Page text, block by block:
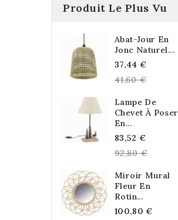
Produit Le Plus Vu
Abat-Jour En
Jonc Naturel...
37,44 €
price
41,60 €
Lampe De
Chevet À Poser
En...
83,52 €
price
92,80 €
Miroir Mural
Fleur En
Rotin...
100,80 €